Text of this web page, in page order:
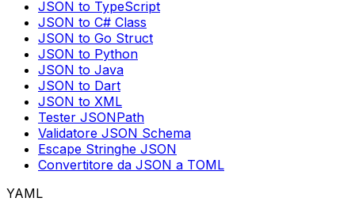
JSON to TypeScript
JSON to C# Class
JSON to Go Struct
JSON to Python
JSON to Java
JSON to Dart
JSON to XML
Tester JSONPath
Validatore JSON Schema
Escape Stringhe JSON
Convertitore da JSON a TOML
YAML